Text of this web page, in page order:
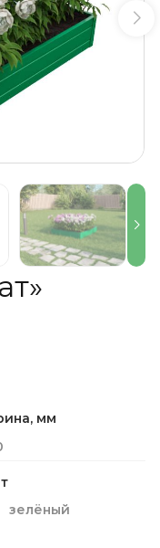
мм
зелёный